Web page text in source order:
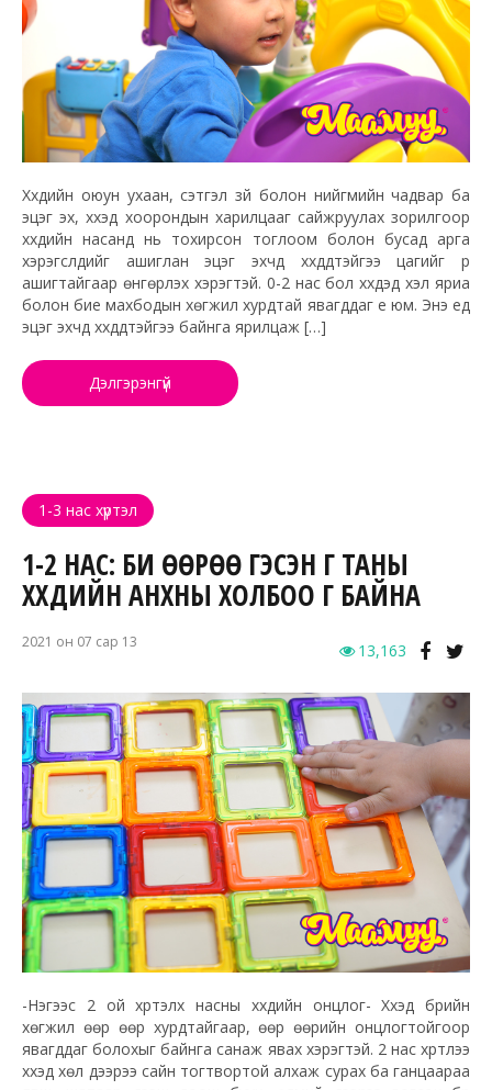
Хүүхдийн оюун ухаан, сэтгэл зүй болон нийгмийн чадвар ба
эцэг эх, хүүхэд хоорондын харилцааг сайжруулах зорилгоор
хүүхдийн насанд нь тохирсон тоглоом болон бусад арга
хэрэгслүүдийг ашиглан эцэг эхчүүд хүүхдүүдтэйгээ цагийг үр
ашигтайгаар өнгөрүүлэх хэрэгтэй. 0-2 нас бол хүүхдэд хэл яриа
болон бие махбодын хөгжил хурдтай явагддаг үе юм. Энэ үед
эцэг эхчүүд хүүхдүүдтэйгээ байнга ярилцаж […]
Дэлгэрэнгүй
1-3 нас хүртэл
1-2 НАС: БИ ӨӨРӨӨ ГЭСЭН ҮГ ТАНЫ
ХҮҮХДИЙН АНХНЫ ХОЛБОО ҮГ БАЙНА
2021 он 07 сар 13 13,163
-Нэгээс 2 ой хүртэлх насны хүүхдийн онцлог- Хүүхэд бүрийн
хөгжил өөр өөр хурдтайгаар, өөр өөрийн онцлогтойгоор
явагддаг болохыг байнга санаж явах хэрэгтэй. 2 нас хүртлээ
хүүхэд хөл дээрээ сайн тогтвортой алхаж сурах ба ганцаараа